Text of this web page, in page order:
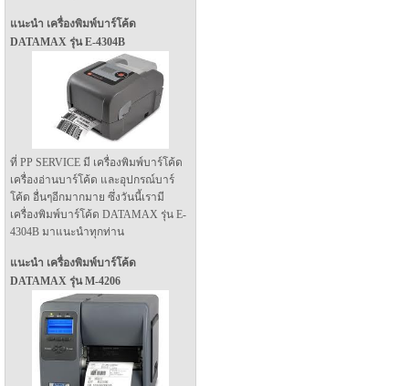
แนะนำ เครื่องพิมพ์บาร์โค้ด
DATAMAX รุ่น E-4304B
ที่ PP SERVICE มี เครื่องพิมพ์บาร์โค้ด
เครื่องอ่านบาร์โค้ด และอุปกรณ์บาร์
โค้ด อื่นๆอีกมากมาย ซึ่งวันนี้เรามี
เครื่องพิมพ์บาร์โค้ด DATAMAX รุ่น E-
4304B มาแนะนำทุกท่าน
แนะนำ เครื่องพิมพ์บาร์โค้ด
DATAMAX รุ่น M-4206